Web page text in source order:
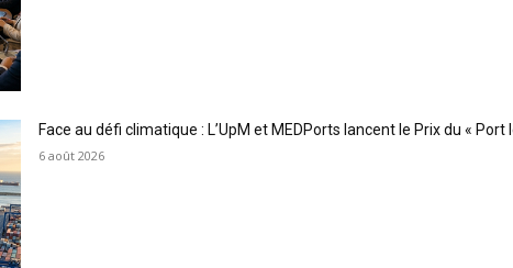
Face au défi climatique : L’UpM et MEDPorts lancent le Prix du «
6 août 2026